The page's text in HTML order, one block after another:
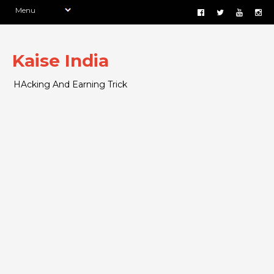
Kaise India
HAcking And Earning Trick